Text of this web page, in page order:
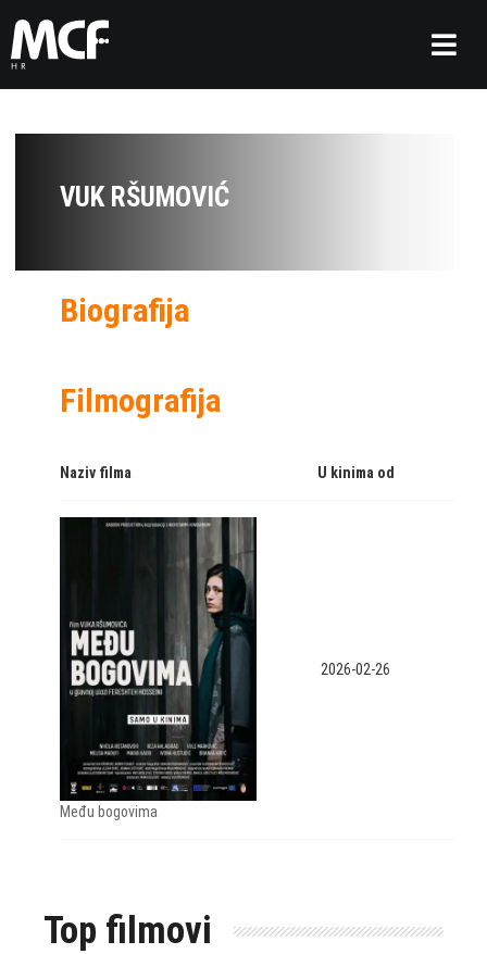
VUK RŠUMOVIĆ
Biografija
Filmografija
Naziv filma U kinima od
Među bogovima
2026-02-26
Top filmovi